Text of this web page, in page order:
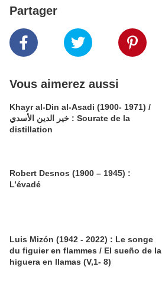
Partager
Vous aimerez aussi
Khayr al-Din al-Asadi (1900- 1971) /
خير الدين الأسدي : Sourate de la
distillation
Robert Desnos (1900 – 1945) :
L’évadé
Luis Mizón (1942 - 2022) : Le songe
du figuier en flammes / El sueño de la
higuera en llamas (V,1- 8)